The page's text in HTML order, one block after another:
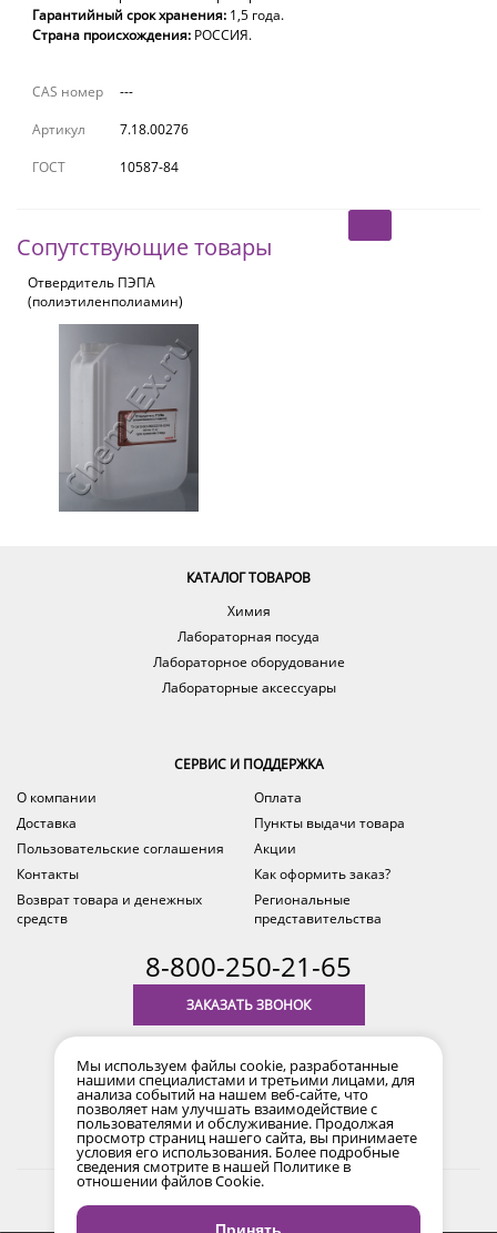
Гарантийный срокхранения: 1,5 года.
Страна происхождения: РОССИЯ.
CAS номер
---
Артикул
7.18.00276
ГОСТ
10587-84
Сопутствующие товары
Отвердитель ПЭПА
(полиэтиленполиамин)
КАТАЛОГ ТОВАРОВ
Химия
Лабораторная посуда
Лабораторное оборудование
Лабораторные аксессуары
СЕРВИС И ПОДДЕРЖКА
О компании
Оплата
Доставка
Пункты выдачи товара
Пользовательские соглашения
Акции
Контакты
Как оформить заказ?
Возврат товара и денежных
средств
Региональные
представительства
8-800-250-21-65
ЗАКАЗАТЬ ЗВОНОК
время по Уфе (MSK+2)
2017-2026 © Все права защищены. Информация сайта
защищена законом об авторских правах.
Мы используем файлы cookie, разработанные
нашими специалистами и третьими лицами, для
анализа событий на нашем веб-сайте, что
позволяет нам улучшать взаимодействие с
пользователями и обслуживание. Продолжая
просмотр страниц нашего сайта, вы принимаете
условия его использования. Более подробные
сведения смотрите в нашей Политике в
отношении файлов Cookie.